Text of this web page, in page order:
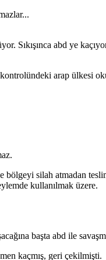
Sıkışınca abd ye
arap ülkesi
bölgeyi silah atmadan
kullanılmak üzere.
başta abd ile
kaçmış, geri çekilmişti.